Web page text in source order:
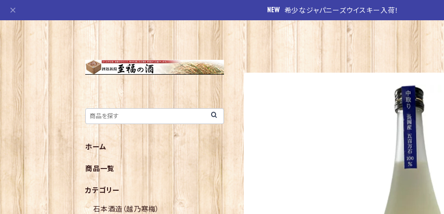
希少なジャパニーズウイスキー入荷！
ホーム
商品一覧
カテゴリー
石本酒造（越乃寒梅）